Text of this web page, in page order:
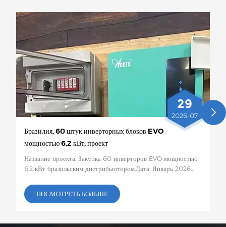
29
2026-07
Бразилия, 60 штук инверторных блоков EVO
мощностью 6,2 кВт, проект
Название проекта: Закупка 60 инверторов EVO мощностью
6,2 кВт бразильским дистрибьютором.Дата: Январь 2026
конкретная конфигурация: 60 солнечных инверторов EVO
мощностью 6,2 кВтОписание проекта:Эта партия из 60
ПОСМОТРЕТЬ БОЛЬШЕ